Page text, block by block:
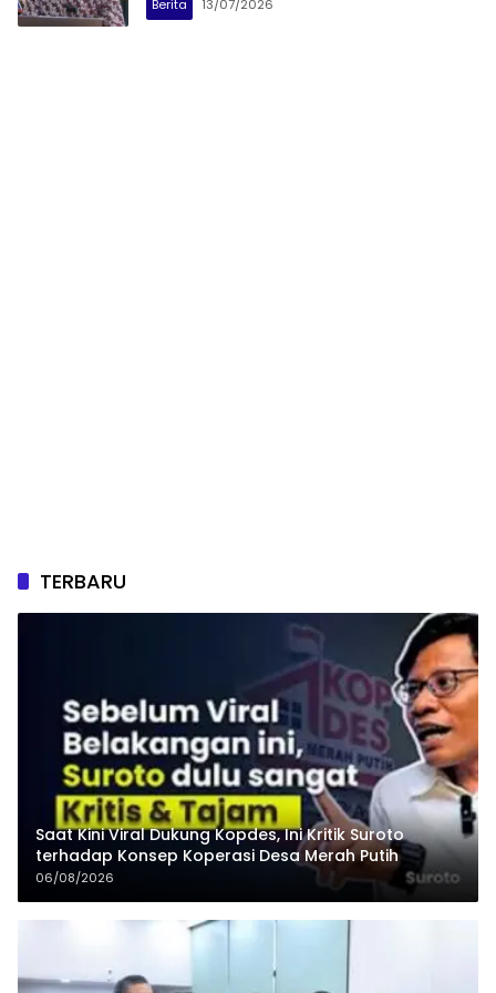
Berita 13/07/2026
TERBARU
Saat Kini Viral Dukung Kopdes, Ini Kritik Suroto
terhadap Konsep Koperasi Desa Merah Putih
06/08/2026